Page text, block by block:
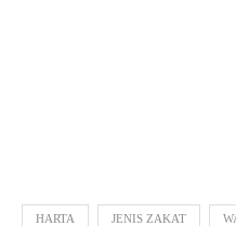
HARTA JENIS ZAKAT